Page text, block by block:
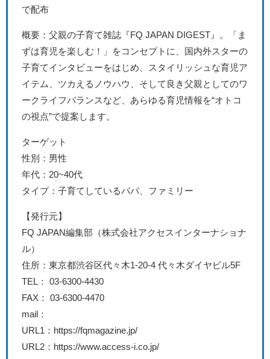
で配布
概要：父親の子育て雑誌『FQ JAPAN DIGEST』。「ま
ずは育児を楽しむ！」をコンセプトに、国内外スターの
子育てインタビューをはじめ、スタイリッシュな育児ア
イテム、ツカえるノウハウ、そして良き父親としてのワ
ークライフバランスなど、あらゆる育児情報を“オトコ
の視点”で提案します。
ターゲット
性別：男性
年代：20~40代
タイプ：子育てしているパパ、ファミリー
【発行元】
FQ JAPAN編集部（株式会社アクセスインターナショナ
ル）
住所：東京都渋谷区代々木1-20-4 代々木ダイヤビル5F
TEL： 03-6300-4430
FAX： 03-6300-4470
mail：
URL1：https://fqmagazine.jp/
URL2：https://www.access-i.co.jp/